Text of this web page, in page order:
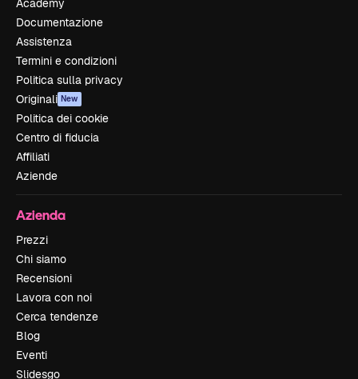
Academy
Documentazione
Assistenza
Termini e condizioni
Politica sulla privacy
Originali New
Politica dei cookie
Centro di fiducia
Affiliati
Aziende
Azienda
Prezzi
Chi siamo
Recensioni
Lavora con noi
Cerca tendenze
Blog
Eventi
Slidesgo